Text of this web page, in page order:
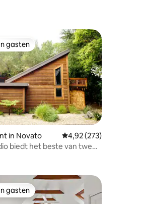
4,96 op 5, 427 recensies
gasten
gasten
in Novato Gemiddelde
4,92 (273)
biedt het beste van twee
gasten
gasten